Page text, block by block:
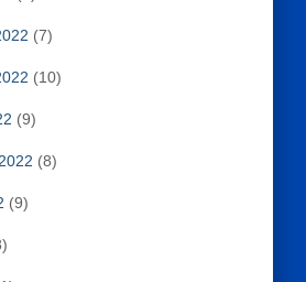
(7)
(10)
(9)
(8)
(9)